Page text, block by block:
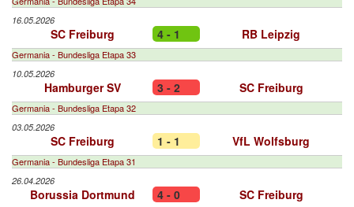
16.05.2026
SC Freiburg 4 - 1 RB Leipzig
Germania - Bundesliga Etapa 33
10.05.2026
Hamburger SV 3 - 2 SC Freiburg
Germania - Bundesliga Etapa 32
03.05.2026
SC Freiburg 1 - 1 VfL Wolfsburg
Germania - Bundesliga Etapa 31
26.04.2026
Borussia Dortmund 4 - 0 SC Freiburg